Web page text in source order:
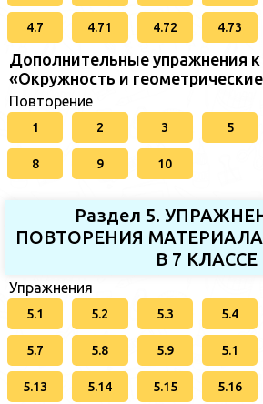
4.7 4.71 4.72 4.73
Дополнительные упражнения к
«Окружность и
Повторение
1 2 3 5
8 9 10
Раздел 5.
ПОВТОРЕНИЯ
В 7 КЛАССЕ
Упражнения
5.1 5.2 5.3 5.4
5.7 5.8 5.9 5.1
5.13 5.14 5.15 5.16